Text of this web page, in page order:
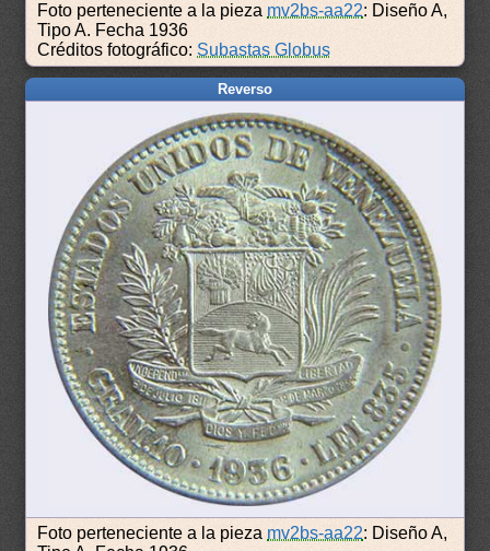
Foto perteneciente a la pieza mv2bs-aa22: Diseño A,
Tipo A. Fecha 1936
Créditos fotográfico:Subastas Globus
Reverso
Foto perteneciente a la pieza mv2bs-aa22: Diseño A,